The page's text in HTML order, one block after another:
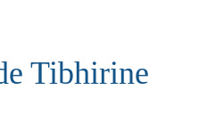
Tibhirine